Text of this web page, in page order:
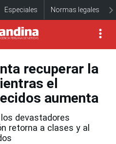
Especiales Normas legales
recuperar la
el
aumenta
devastadores
retorna a clases y al